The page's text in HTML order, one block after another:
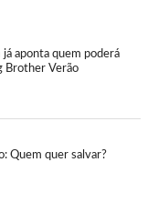
já aponta quem poderá
Brother Verão
Quem quer salvar?